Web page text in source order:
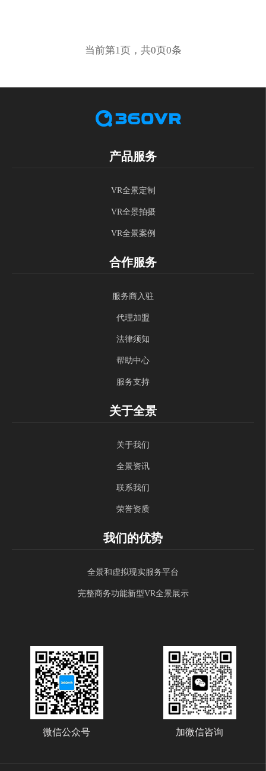
当前第1页，共0页0条
产品服务
VR全景定制
VR全景拍摄
VR全景案例
合作服务
服务商入驻
代理加盟
法律须知
帮助中心
服务支持
关于全景
关于我们
全景资讯
联系我们
荣誉资质
我们的优势
全景和虚拟现实服务平台
完整商务功能新型VR全景展示
微信公众号 加微信咨询